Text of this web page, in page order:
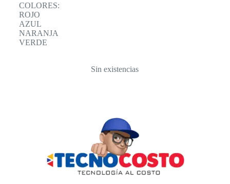
COLORES:
ROJO
AZUL
NARANJA
VERDE
Sin existencias